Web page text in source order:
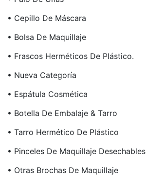
• Cepillo De Máscara
• Bolsa De Maquillaje
• Frascos Herméticos De Plástico.
• Nueva Categoría
• Espátula Cosmética
• Botella De Embalaje & Tarro
• Tarro Hermético De Plástico
• Pinceles De Maquillaje Desechables
• Otras Brochas De Maquillaje